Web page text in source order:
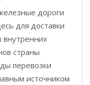
дороги
для доставки
внутренних
страны
перевозки
источником